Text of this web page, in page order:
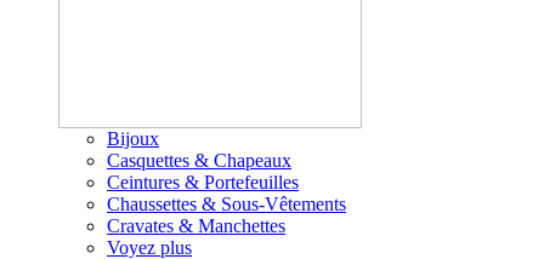
Bijoux
Casquettes & Chapeaux
Ceintures & Portefeuilles
Chaussettes & Sous-Vêtements
Cravates & Manchettes
Voyez plus